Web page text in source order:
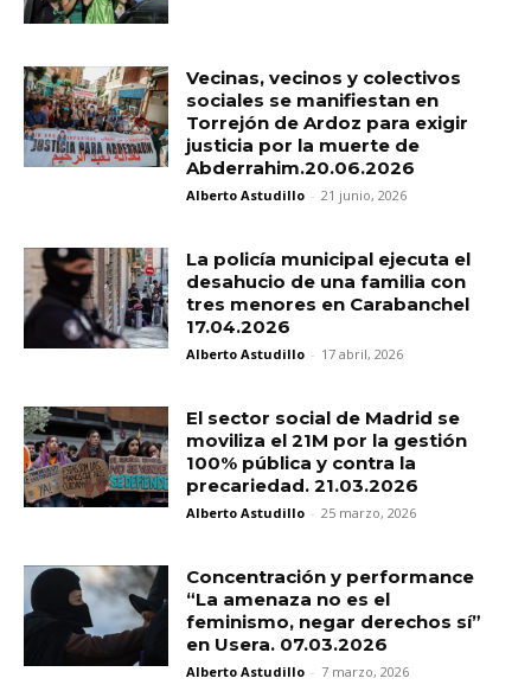
Vecinas, vecinos y colectivos
sociales se manifiestan en
Torrejón de Ardoz para exigir
justicia por la muerte de
Abderrahim.20.06.2026
Alberto Astudillo - 21 junio, 2026
La policía municipal ejecuta el
desahucio de una familia con
tres menores en Carabanchel
17.04.2026
Alberto Astudillo - 17 abril, 2026
El sector social de Madrid se
moviliza el 21M por la gestión
100% pública y contra la
precariedad. 21.03.2026
Alberto Astudillo - 25 marzo, 2026
Concentración y performance
“La amenaza no es el
feminismo, negar derechos sí”
en Usera. 07.03.2026
Alberto Astudillo - 7 marzo, 2026